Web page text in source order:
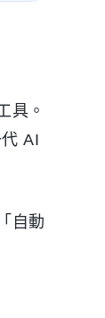
具。
AI
自動